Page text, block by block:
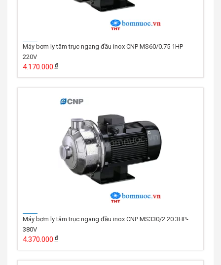
Máy bơm ly tâm trục ngang đầu inox CNP MS60/0.75 1HP
220V
4.170.000
Máy bơm ly tâm trục ngang đầu inox CNP MS330/2.20 3HP-
380V
4.370.000